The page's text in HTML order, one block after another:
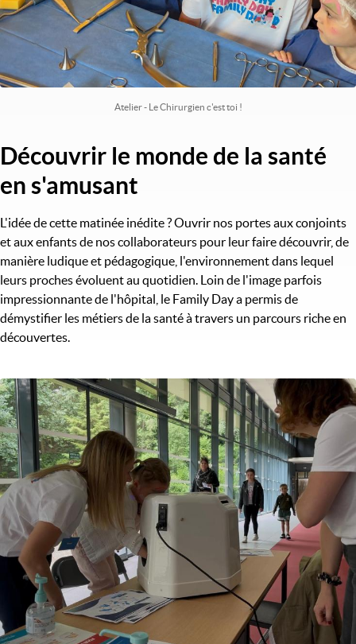
Atelier - Le Chirurgien c'est toi !
Titre
Découvrir le monde de la santé
en s'amusant
L'idée de cette matinée inédite ? Ouvrir nos portes aux conjoints
et aux enfants de nos collaborateurs pour leur faire découvrir, de
manière ludique et pédagogique, l'environnement dans lequel
leurs proches évoluent au quotidien. Loin de l'image parfois
impressionnante de l'hôpital, le Family Day a permis de
démystifier les métiers de la santé à travers un parcours riche en
découvertes.
Image